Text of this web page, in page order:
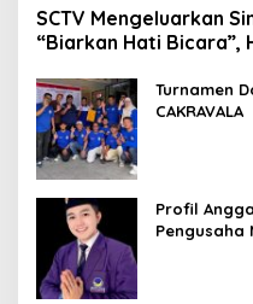
SCTV Mengeluarkan
“Biarkan Hati Bicara”,
Turnamen
CAKRAVALA
Profil
Pengusaha